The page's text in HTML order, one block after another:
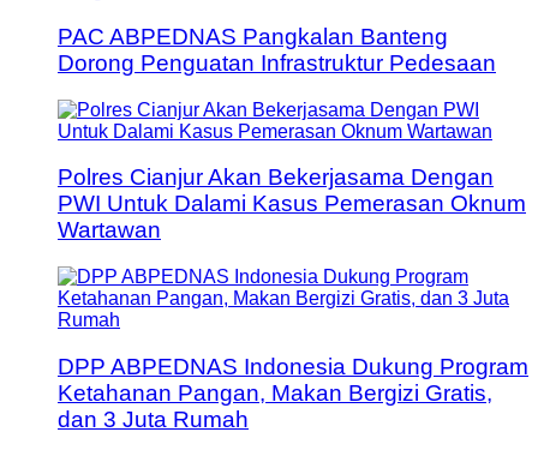
PAC ABPEDNAS Pangkalan Banteng
Dorong Penguatan Infrastruktur Pedesaan
Polres Cianjur Akan Bekerjasama Dengan
PWI Untuk Dalami Kasus Pemerasan Oknum
Wartawan
DPP ABPEDNAS Indonesia Dukung Program
Ketahanan Pangan, Makan Bergizi Gratis,
dan 3 Juta Rumah